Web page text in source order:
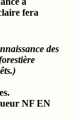
fera
des
NF EN